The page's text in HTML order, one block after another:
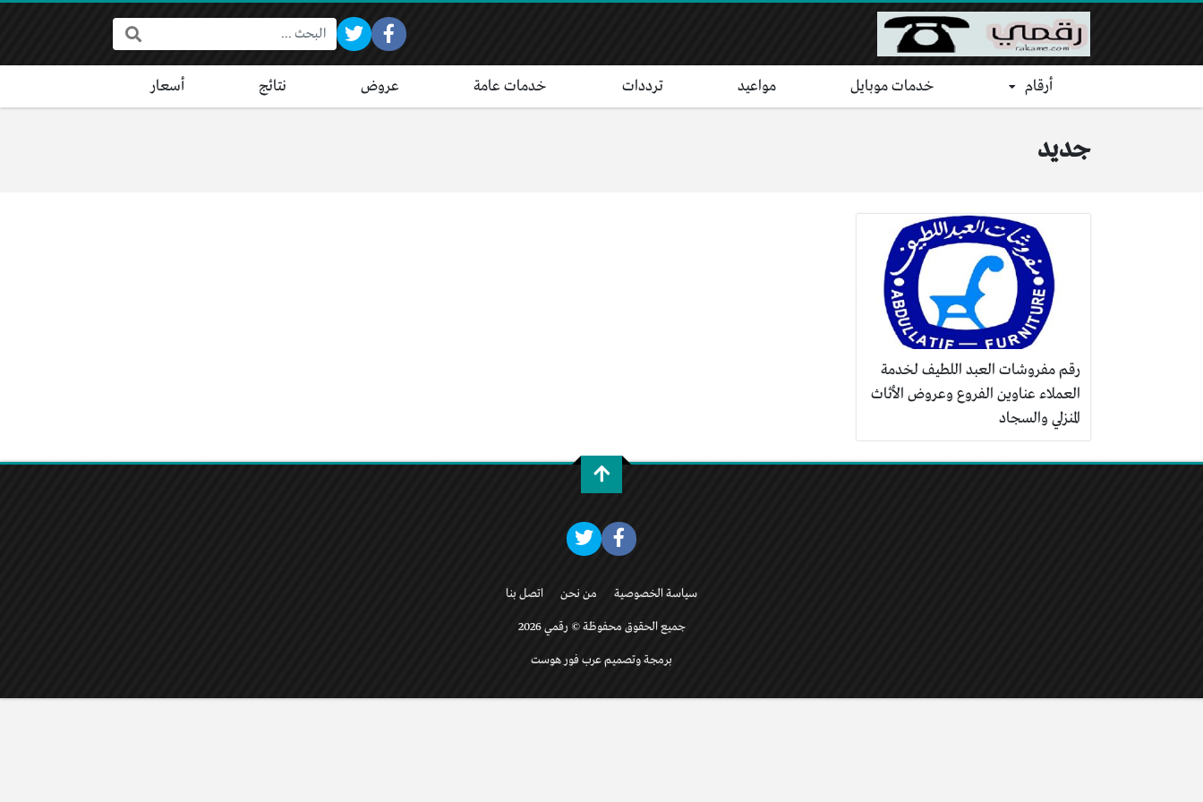
البحث:
أرقام خدمات موبايل مواعيد ترددات خدمات عامة عروض نتائج أسعار
جديد
رقم مفروشات العبد اللطيف لخدمة
العملاء عناوين الفروع وعروض الأثاث
المنزلي والسجاد
سياسة الخصوصية من نحن اتصل بنا
جميع الحقوق محفوظة © رقمي 2026
برمجة وتصميم عرب فور هوست